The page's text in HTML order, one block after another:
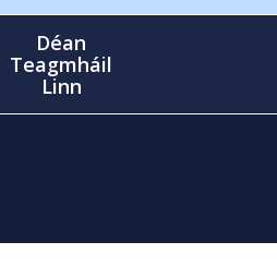
Déan
Teagmháil
Linn